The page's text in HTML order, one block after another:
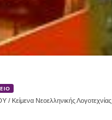
Κείμενα Νεοελληνικής Λογοτεχνίας